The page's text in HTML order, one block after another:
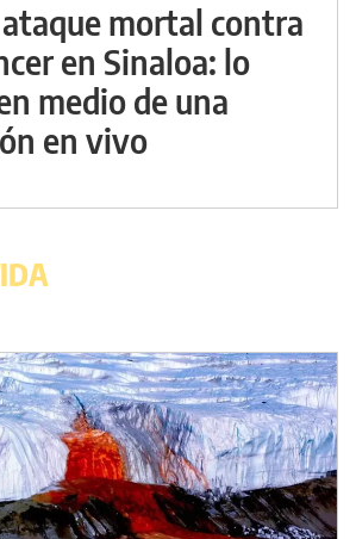
mortal contra
en Sinaloa: lo
medio de una
en vivo